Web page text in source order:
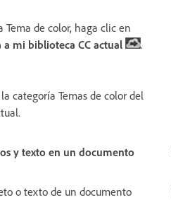
Tema de color, haga clic en
mi biblioteca CC actual
.
categoría Temas de color del
y texto en un documento
o texto de un documento